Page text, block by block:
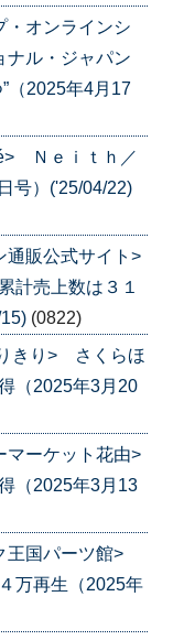
・オンラインシ
ル・ジャパン
（2025年4月17
Ｎｅｉｔｈ／
号）('25/04/22)
通販公式サイト>
計売上数は３１
(0822)
きり> さくらほ
（2025年3月20
マーケット花由>
（2025年3月13
王国パーツ館>
万再生（2025年